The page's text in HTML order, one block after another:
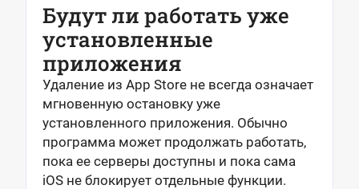
Будут ли работать уже
установленные
приложения
Удаление из App Store не всегда означает
мгновенную остановку уже
установленного приложения. Обычно
программа может продолжать работать,
пока ее серверы доступны и пока сама
iOS не блокирует отдельные функции.